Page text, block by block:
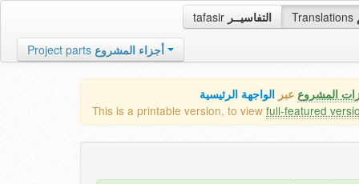
tafasir التفاسيــر Translations
Project parts أجزاء المشروع
المشروع عبر الواجهة الرئيسية
This is a printable version, to view full-featured